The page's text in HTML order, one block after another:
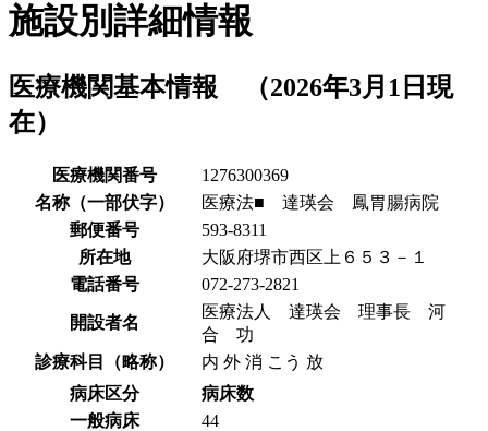
施設別詳細情報
医療機関基本情報 （2026年3月1日現
在）
医療機関番号
1276300369
名称（一部伏字）
医療法■ 達瑛会 鳳胃腸病院
郵便番号
593-8311
所在地
大阪府堺市西区上６５３－１
電話番号
072-273-2821
開設者名
医療法人 達瑛会 理事長 河
合 功
診療科目（略称）
内 外 消 こう 放
病床区分
病床数
一般病床
44